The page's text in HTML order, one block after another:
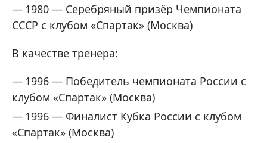
1980 — Серебряный призёр Чемпионата
СССР с клубом «Спартак» (Москва)
В качестве тренера:
1996 — Победитель чемпионата России с
клубом «Спартак» (Москва)
1996 — Финалист Кубка России с клубом
«Спартак» (Москва)